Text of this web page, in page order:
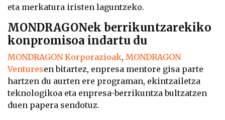
eta merkatura iristen laguntzeko.
MONDRAGONek berrikuntzarekiko
konpromisoa indartu du
MONDRAGON Korporazioak, MONDRAGON
Venturesen bitartez, enpresa mentore gisa parte
hartzen du aurten ere programan, ekintzailetza
teknologikoa eta enpresa-berrikuntza bultzatzen
duen papera sendotuz.